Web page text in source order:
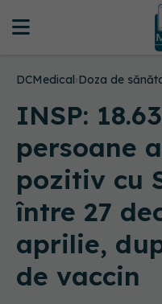
DCMedical›Doza de
INSP:
persoane
pozitiv cu
între 27
aprilie,
de vaccin